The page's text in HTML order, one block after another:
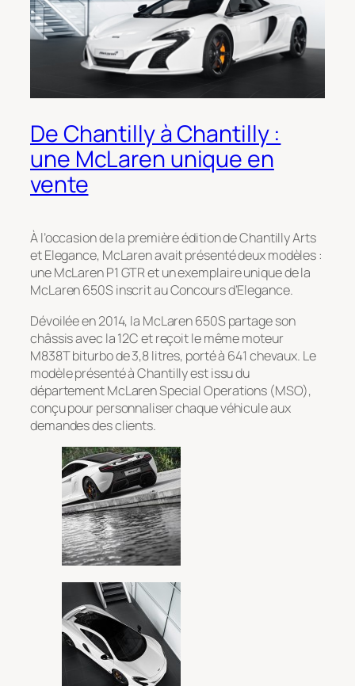
De Chantilly à Chantilly :
une McLaren unique en
vente
À l’occasion de la première édition de Chantilly Arts
et Elegance, McLaren avait présenté deux modèles :
une McLaren P1 GTR et un exemplaire unique de la
McLaren 650S inscrit au Concours d’Elegance.
Dévoilée en 2014, la McLaren 650S partage son
châssis avec la 12C et reçoit le même moteur
M838T biturbo de 3,8 litres, porté à 641 chevaux. Le
modèle présenté à Chantilly est issu du
département McLaren Special Operations (MSO),
conçu pour personnaliser chaque véhicule aux
demandes des clients.